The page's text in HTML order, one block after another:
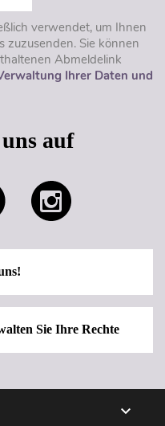
verwendet, um Ihnen
zuzusenden. Sie können
Abmeldelink
Ihrer Daten und
auf
Sie Ihre Rechte
